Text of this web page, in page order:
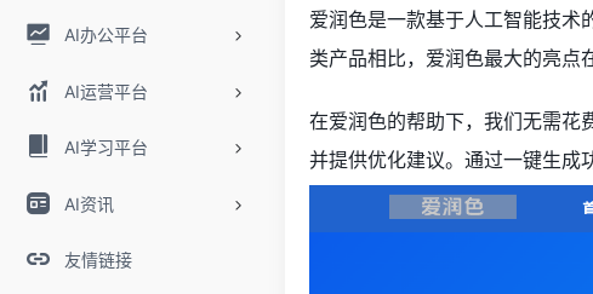
AI办公平台
AI运营平台
AI学习平台
AI资讯
友情链接
爱润色是一款基于人工智能技术
类产品相比，爱润色最大的亮点
在爱润色的帮助下，我们无需花
并提供优化建议。通过一键生成